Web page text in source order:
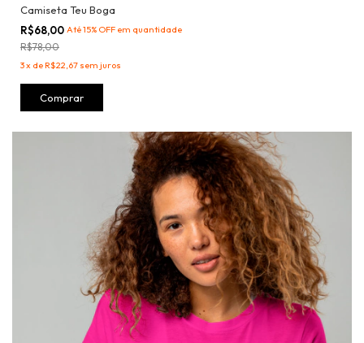
Camiseta Teu Boga
R$68,00 Até 15% OFF em quantidade
R$78,00
3x deR$22,67 sem juros
Comprar